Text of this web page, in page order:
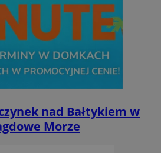
nad Bałtykiem w
Morze